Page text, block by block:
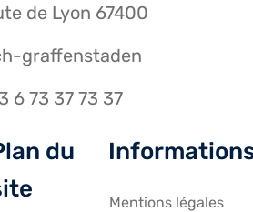
de Lyon 67400
graffenstaden
6 73 37 73 37
du
Mentions légales